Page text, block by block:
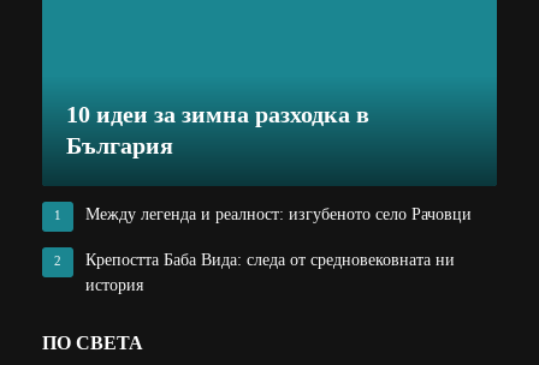
10 идеи за зимна разходка в
България
1 Между легенда и реалност: изгубеното село Рачовци
2
Крепостта Баба Вида: следа от средновековната ни
история
ПО СВЕТА